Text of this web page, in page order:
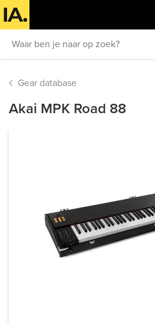
Gear database
Akai MPK Road 88